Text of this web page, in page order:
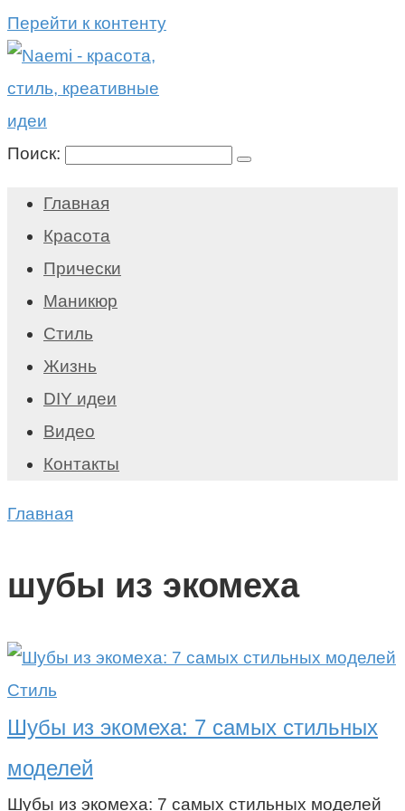
Перейти к контенту
Поиск:
Главная
Красота
Прически
Маникюр
Стиль
Жизнь
DIY идеи
Видео
Контакты
Главная
шубы из экомеха
Стиль
Шубы из экомеха: 7 самых стильных
моделей
Шубы из экомеха: 7 самых стильных моделей